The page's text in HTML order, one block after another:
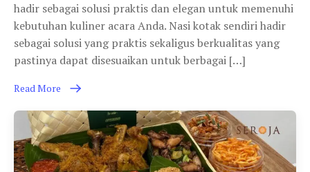
hadir sebagai solusi praktis dan elegan untuk memenuhi
kebutuhan kuliner acara Anda. Nasi kotak sendiri hadir
sebagai solusi yang praktis sekaligus berkualitas yang
pastinya dapat disesuaikan untuk berbagai […]
Read More